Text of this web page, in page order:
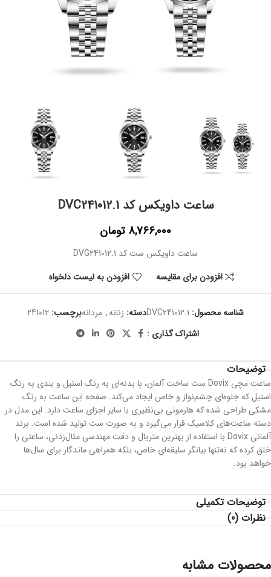
ساعت داویکس کد DVC241012.1
8,766,000 تومان
ساعت داویکس ست کد DVG241012.1
افزودن برای مقایسه
افزودن به لیست دلخواه
شناسه محصول: DVC241012.1دسته: زنانه, مردانهبرچسب: 241012
اشتراک گذاری :
توضیحات
ساعت مچی Dovix ست ساخت آلمان، با بدنه‌ای به رنگ استیل و بندی به رنگ
استیل که جلوه‌ای چشم‌نواز و خاص ایجاد می‌کند. صفحه این ساعت به رنگ
مشکی طراحی شده که هارمونی بی‌نظیری با سایر اجزای ساعت دارد. این مدل در
دسته ساعت‌های کلاسیک قرار می‌گیرد و به صورت ست تولید شده است. برند
آلمانی Dovix با استفاده از بهترین متریال و دقت مهندسی مثال‌زدنی، ساعتی را
خلق کرده که نه‌تنها بیانگر سلیقه‌ای خاص، بلکه همراهی ماندگار برای سال‌ها
خواهد بود.
توضیحات تکمیلی
نظرات (0)
محصولات مشابه